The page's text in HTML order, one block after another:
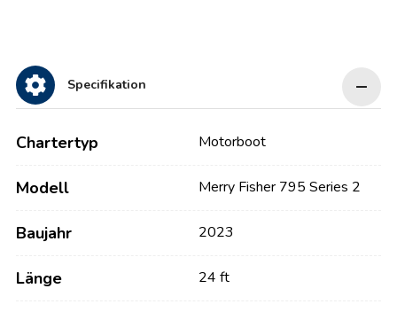
Specifikation
Chartertyp Motorboot
Modell Merry Fisher 795 Series 2
Baujahr 2023
Länge 24 ft